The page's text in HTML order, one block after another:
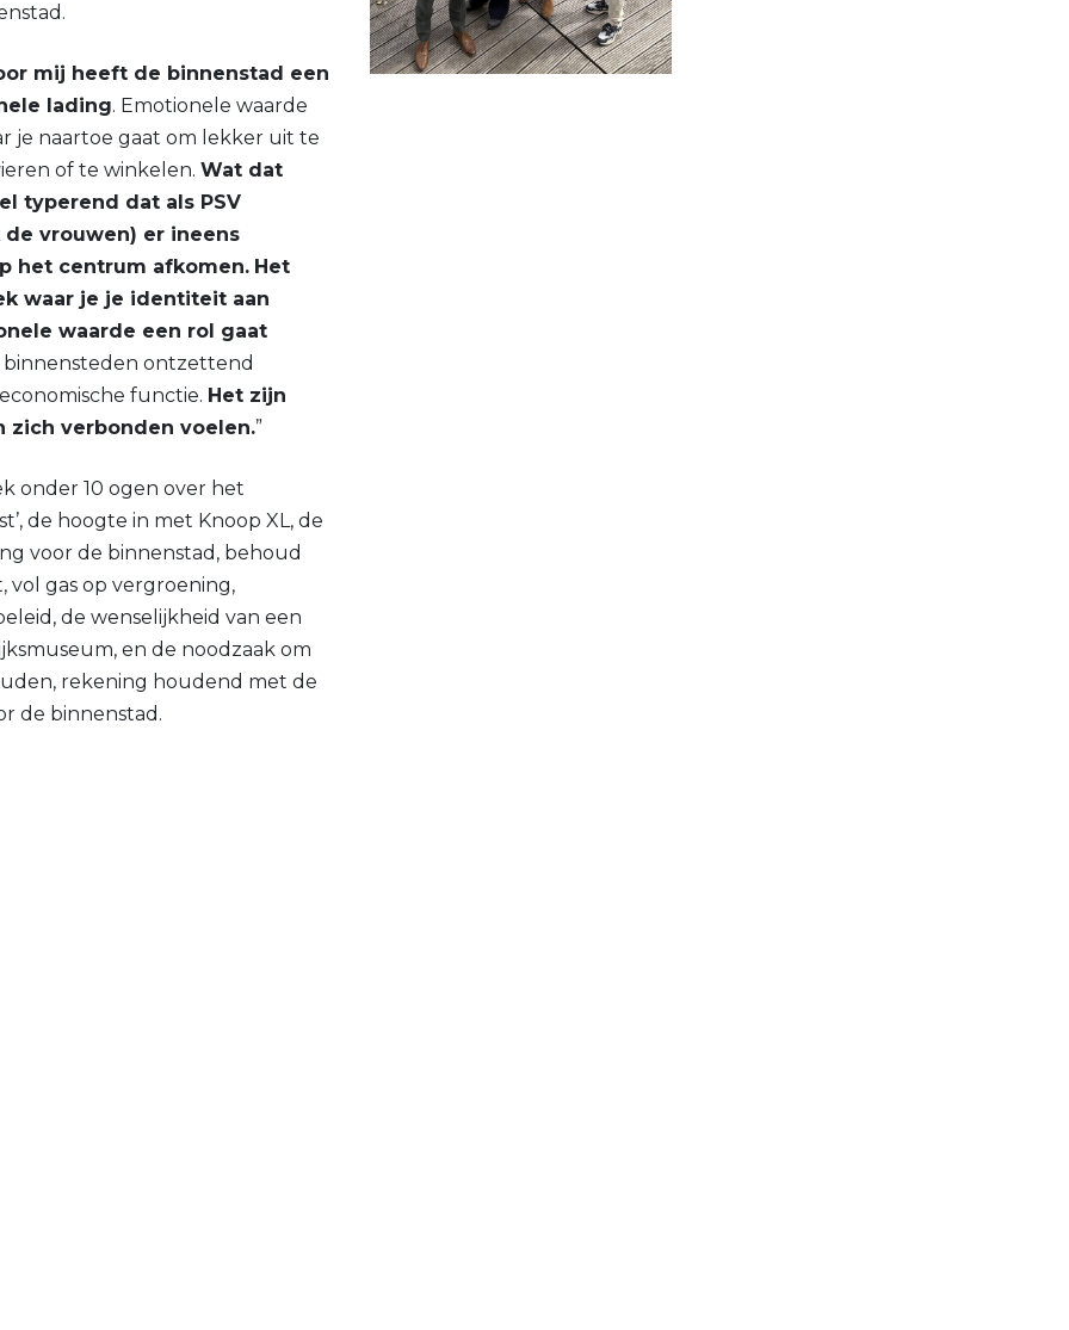
mij heeft de binnenstad een
lading. Emotionele waarde
je naartoe gaat om lekker uit te
of te winkelen. Wat dat
typerend dat als PSV
vrouwen) er ineens
het centrum afkomen. Het
waar je je identiteit aan
waarde een rol gaat
binnensteden ontzettend
functie. Het zijn
zich verbonden voelen.”
onder 10 ogen over het
de hoogte in met Knoop XL, de
voor de binnenstad, behoud
vol gas op vergroening,
de wenselijkheid van een
en de noodzaak om
rekening houdend met de
de binnenstad.